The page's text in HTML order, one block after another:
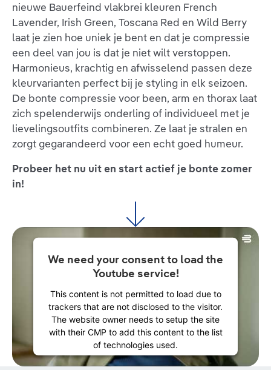
nieuwe Bauerfeind vlakbrei kleuren French
Lavender, Irish Green, Toscana Red en Wild Berry
laat je zien hoe uniek je bent en dat je compressie
een deel van jou is dat je niet wilt verstoppen.
Harmonieus, krachtig en afwisselend passen deze
kleurvarianten perfect bij je styling in elk seizoen.
De bonte compressie voor been, arm en thorax laat
zich spelenderwijs onderling of individueel met je
lievelingsoutfits combineren. Ze laat je stralen en
zorgt gegarandeerd voor een echt goed humeur.
Probeer het nu uit en start actief je bonte zomer
in!
We need your consent to load the
Youtube service!
This content is not permitted to load due to
trackers that are not disclosed to the visitor.
The website owner needs to setup the site
with their CMP to add this content to the list
of technologies used.
Powered byUsercentrics Consent